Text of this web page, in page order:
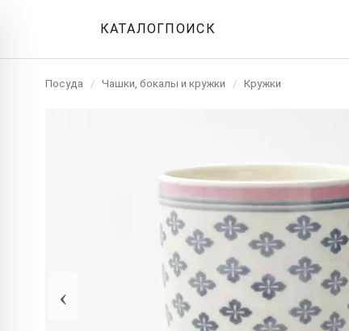
КАТАЛОГПОИСК
Посуда / Чашки, бокалы и кружки / Кружки
‹